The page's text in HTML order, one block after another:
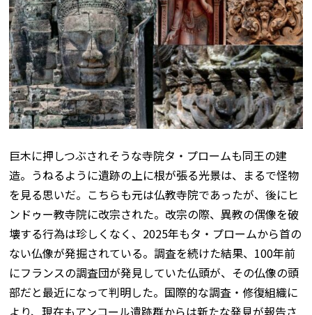
巨木に押しつぶされそうな寺院タ・プロームも同王の建
造。うねるように遺跡の上に根が張る光景は、まるで怪物
を見る思いだ。こちらも元は仏教寺院であったが、後にヒ
ンドゥー教寺院に改宗された。改宗の際、異教の偶像を破
壊する行為は珍しくなく、2025年もタ・プロームから首の
ない仏像が発掘されている。調査を続けた結果、100年前
にフランスの調査団が発見していた仏頭が、その仏像の頭
部だと最近になって判明した。国際的な調査・修復組織に